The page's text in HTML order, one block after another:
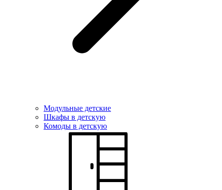
Модульные детские
Шкафы в детскую
Комоды в детскую